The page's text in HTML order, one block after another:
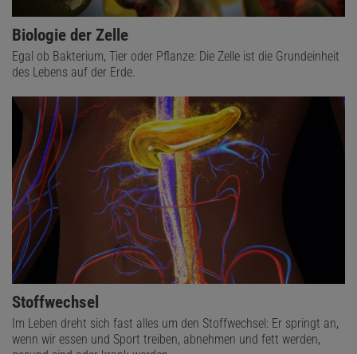
Biologie der Zelle
Egal ob Bakterium, Tier oder Pflanze: Die Zelle ist die Grundeinheit
des Lebens auf der Erde.
Stoffwechsel
Im Leben dreht sich fast alles um den Stoffwechsel: Er springt an,
wenn wir essen und Sport treiben, abnehmen und fett werden,